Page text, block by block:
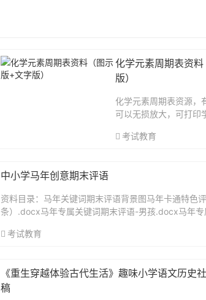
化学元素周期表资
版）
化学元素周期表资源，
可以无损放大，可打印
考试教育
中小学马年创意期末评语
资料目录：马年关键词期末评语背景图马年卡通特色
条）.docx马年专属关键词期末评语-男孩.docx马年专
考试教育
《重生穿越体验古代生活》趣味小学语文历史
稿